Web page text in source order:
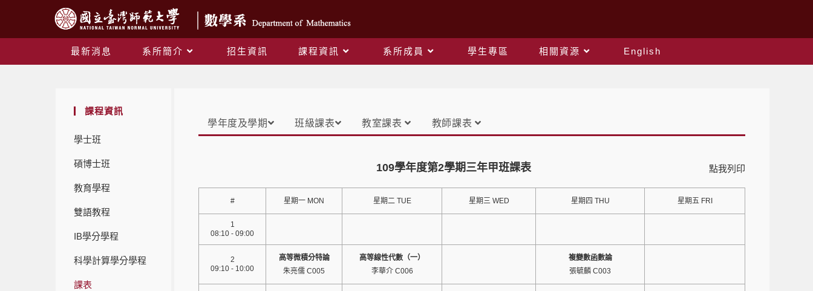
最新消息 系所簡介 招生資訊 課程資訊 系所成員 學生專區 相關資源
English
課程資訊
學士班
碩博士班
教育學程
雙語教程
IB學分學程
科學計算學分學程
課表
學年度及學期 班級課表 教室課表 教師課表
點我列印
109學年度第2學期三年甲班課表
# 星期一 MON 星期二 TUE 星期三 WED 星期四 THU 星期五 FRI
1
08:10 - 09:00
2
09:10 - 10:00
高等微積分特論
朱亮儒 C005
高等線性代數（一）
李華介 C006
複變數函數論
張毓麟 C003